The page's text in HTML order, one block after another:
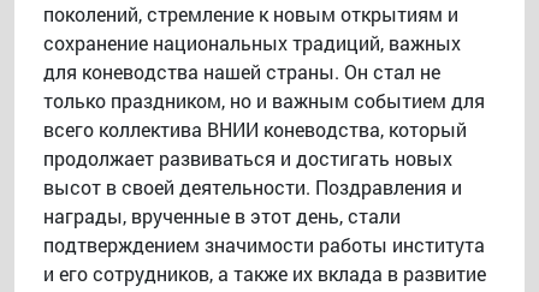
поколений, стремление к новым открытиям и
сохранение национальных традиций, важных
для коневодства нашей страны. Он стал не
только праздником, но и важным событием для
всего коллектива ВНИИ коневодства, который
продолжает развиваться и достигать новых
высот в своей деятельности. Поздравления и
награды, врученные в этот день, стали
подтверждением значимости работы института
и его сотрудников, а также их вклада в развитие